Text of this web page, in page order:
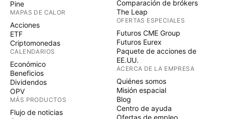
Pine
MAPAS DE CALOR
Acciones
ETF
Criptomonedas
CALENDARIOS
Económico
Beneficios
Dividendos
OPV
MÁS PRODUCTOS
Flujo de noticias
Comparación de brókers
The Leap
OFERTAS ESPECIALES
Futuros CME Group
Futuros Eurex
Paquete de acciones de
EE.UU.
ACERCA DE LA EMPRESA
Quiénes somos
Misión espacial
Blog
Centro de ayuda
Ofertas de empleo